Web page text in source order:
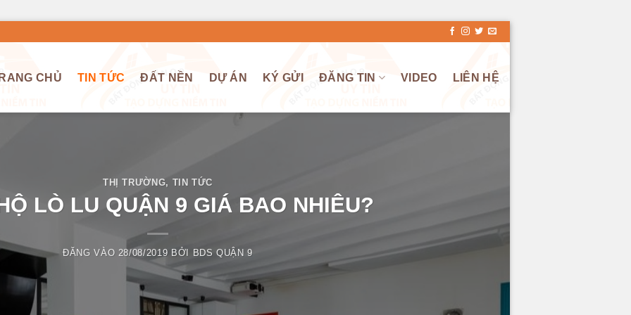
CHỦ TIN TỨC ĐẤT NỀN DỰ ÁN KÝ GỬI ĐĂNG TIN VIDEO LIÊN HỆ
THỊ TRƯỜNG, TIN TỨC
LÒ LU QUẬN 9 GIÁ BAO NHIÊU?
ĐĂNG VÀO 28/08/2019 BỞI BDS QUẬN 9